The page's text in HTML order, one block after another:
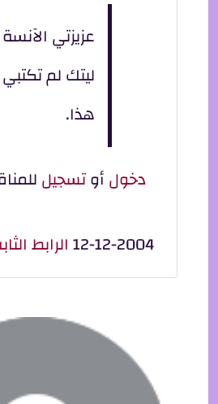
عزيزتي الآنسة
ليتك لم
هذا.
دخولأوتسجيل
12-12-2004الرابط